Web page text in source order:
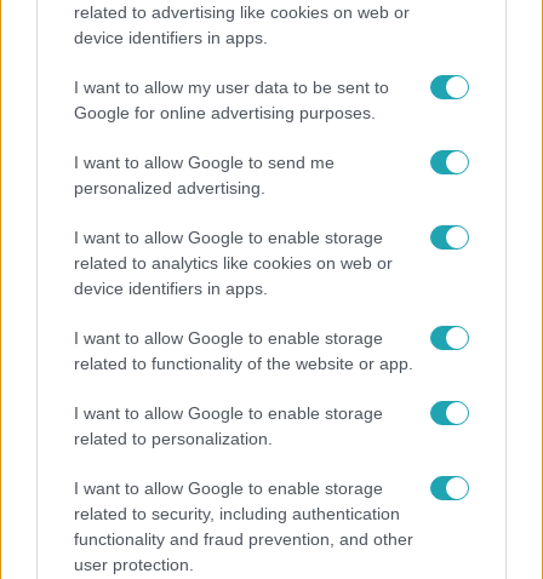
related to advertising like cookies on web or
device identifiers in apps.
I want to allow my user data to be sent to
Google for online advertising purposes.
I want to allow Google to send me
personalized advertising.
I want to allow Google to enable storage
related to analytics like cookies on web or
device identifiers in apps.
I want to allow Google to enable storage
related to functionality of the website or app.
I want to allow Google to enable storage
related to personalization.
I want to allow Google to enable storage
related to security, including authentication
functionality and fraud prevention, and other
user protection.
"Nem beszélek már vele évek óta" - Édesapja
Ennek a 3 csillagjegynek váratlan sikereket hozhat